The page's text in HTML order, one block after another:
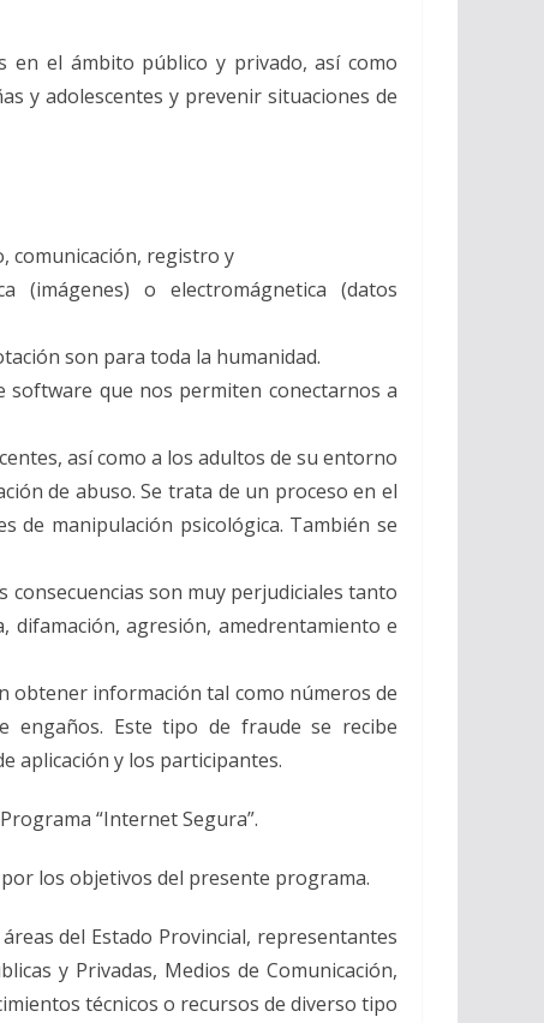
en el ámbito público y privado, así como
y adolescentes y prevenir situaciones de
comunicación, registro y
(imágenes) o electromágnetica (datos
son para toda la humanidad.
software que nos permiten conectarnos a
así como a los adultos de su entorno
de abuso. Se trata de un proceso en el
de manipulación psicológica. También se
consecuencias son muy perjudiciales tanto
difamación, agresión, amedrentamiento e
obtener información tal como números de
engaños. Este tipo de fraude se recibe
aplicación y los participantes.
“Internet Segura”.
los objetivos del presente programa.
del Estado Provincial, representantes
y Privadas, Medios de Comunicación,
técnicos o recursos de diverso tipo